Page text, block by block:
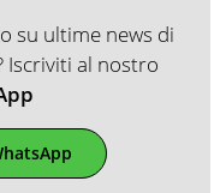
su ultime news di
Iscriviti al nostro